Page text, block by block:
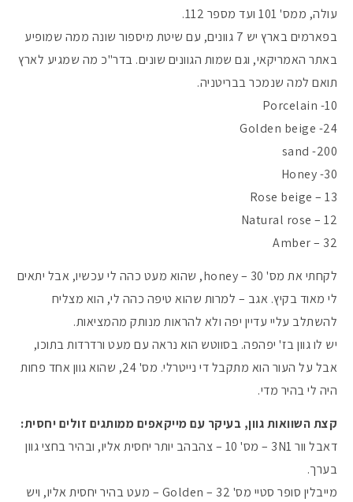
עולה, ממס' 101 ועד מספר 112.
בפארמים בארץ יש 7 גוונים, עם שיטת מיספור שונה ממה שמופיע
באתר האמריקאי, וגם שמות הגוונים שונים. בדר"כ מה שמגיע לארץ
תואם למה שנמכר בבריטניה.
10- Porcelain
24- Golden beige
200- sand
30- Honey
Rose beige – 13
Natural rose – 12
Amber – 32
לקחתי את מס' 30 – honey, שהוא מעט כהה לי עכשיו, אבל יתאים
לי מאוד בקיץ. אגב – למרות שהוא טיפה כהה לי, הוא מצליח
להשתלב עליי עדיין יפה ולא להראות מנותק מהמציאות.
יש לו גוון בז' יפהפה. בסווטש הוא נראה עם מעט ורדרדות בתוכו,
אבל על העור הוא מתקבל די נייטרלי. מס' 24, שהוא גוון אחד פחות
היה לי בהיר מדי.
קצת השוואות גוון, בעיקר עם מייקאפים ממותגים זולים יחסית:
דאבל וור 3N1 – מס' 10 – צהבהב יותר יחסית אליו, ובהיר בחצי גוון
בערך.
מייבלין סופר סטיי מס' 32 – Golden – מעט בהיר יחסית אליו, ויש